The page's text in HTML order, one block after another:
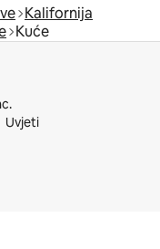
Kalifornija
Kuće
Uvjeti